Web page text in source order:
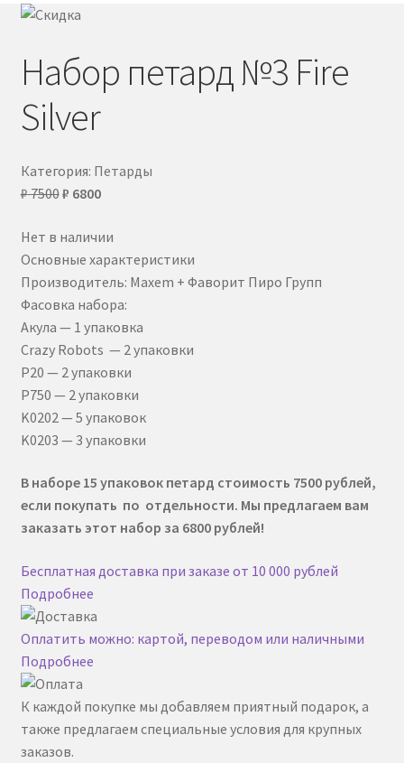
Блог
Каталог
Контакты
Корзина
О нас
Оплата
Оформление заказа
Пиротехническое шоу под ключ
Политика конфиденциальности
Салюты и фейерверки оптом
Световое и огненное шоу 24/7
Список желаний
Набор петард №3 Fire
Silver
Категория: Петарды
₽7500Первоначальная
составляла
₽ 7500.
₽ 6800Текущая
₽ 6800.
Нет в наличии
Основные характеристики
Производитель: Maxem + Фаворит Пиро Групп
Фасовка набора:
Акула — 1 упаковка
Crazy Robots — 2 упаковки
P20 — 2 упаковки
P750 — 2 упаковки
K0202 — 5 упаковок
K0203 — 3 упаковки
В наборе 15 упаковок петард стоимость 7500 рублей,
если покупать по отдельности. Мы предлагаем вам
заказать этот набор за 6800 рублей!
Бесплатная доставка при заказе от 10 000 рублей
Подробнее
Оплатить можно: картой, переводом или наличными
Подробнее
К каждой покупке мы добавляем приятный подарок, а
также предлагаем специальные условия для крупных
заказов.